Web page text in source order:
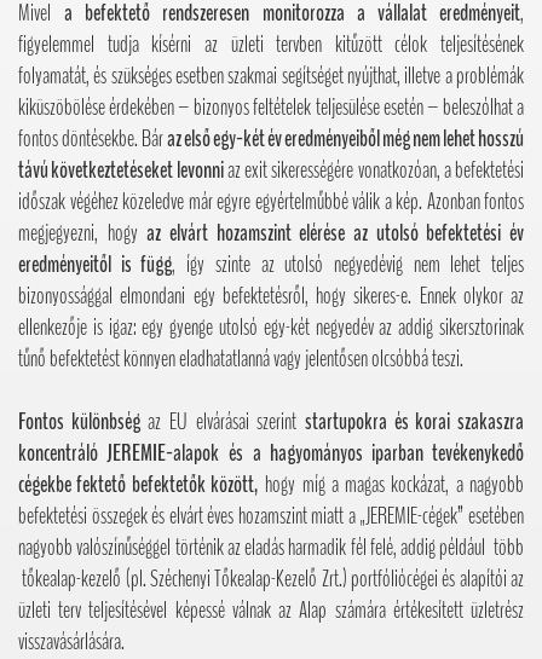
Mivela befektető rendszeresen monitorozza a vállalat eredményeit,
figyelemmel tudja kísérni az üzleti tervben kitűzött célok teljesítésének
folyamatát, és szükséges esetben szakmai segítséget nyújthat, illetve a problémák
kiküszöbölése érdekében – bizonyos feltételek teljesülése esetén – beleszólhat a
fontos döntésekbe. Báraz első egy-két év eredményeiből még nem lehet hosszú
távú következtetéseket levonniaz exit sikerességére vonatkozóan, a befektetési
időszak végéhez közeledve már egyre egyértelműbbé válik a kép. Azonban fontos
megjegyezni, hogyaz elvárt hozamszint elérése az utolsó befektetési év
eredményeitől is függ, így szinte az utolsó negyedévig nem lehet teljes
bizonyossággal elmondani egy befektetésről, hogy sikeres-e. Ennek olykor az
ellenkezője is igaz: egy gyenge utolsó egy-két negyedév az addig sikersztorinak
tűnő befektetést könnyen eladhatatlanná vagy jelentősen olcsóbbá teszi.
Fontos különbségaz EU elvárásai szerintstartupokra és korai szakaszra
koncentráló JEREMIE-alapok és a hagyományos iparban tevékenykedő
cégekbe fektető befektetők között, hogy míg a magas kockázat, a nagyobb
befektetési összegek és elvárt éves hozamszint miatt a „JEREMIE-cégek” esetében
nagyobb valószínűséggel történik az eladás harmadik fél felé, addig például több
tőkealap-kezelő (pl. Széchenyi Tőkealap-Kezelő Zrt.) portfóliócégei és alapítói az
üzleti terv teljesítésével képessé válnak az Alap számára értékesített üzletrész
visszavásárlására.